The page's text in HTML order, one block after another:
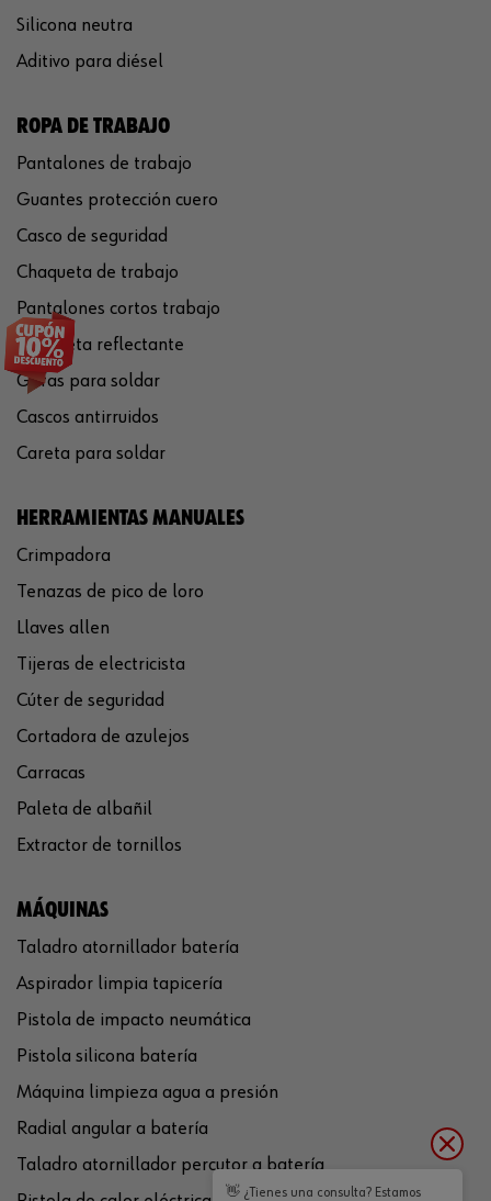
Silicona neutra
Aditivo para diésel
ROPA DE TRABAJO
Pantalones de trabajo
Guantes protección cuero
Casco de seguridad
Chaqueta de trabajo
Pantalones cortos trabajo
Chaqueta reflectante
Gafas para soldar
Cascos antirruidos
Careta para soldar
HERRAMIENTAS MANUALES
Crimpadora
Tenazas de pico de loro
Llaves allen
Tijeras de electricista
Cúter de seguridad
Cortadora de azulejos
Carracas
Paleta de albañil
Extractor de tornillos
MÁQUINAS
Taladro atornillador batería
Aspirador limpia tapicería
Pistola de impacto neumática
Pistola silicona batería
Máquina limpieza agua a presión
Radial angular a batería
Taladro atornillador percutor a batería
👋 ¿Tienes una consulta? Estamos